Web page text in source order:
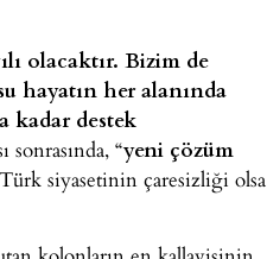
olacaktır. Bizim de
hayatın her alanında
kadar destek
sonrasında, “yeni çözüm
siyasetinin çaresizliği olsa